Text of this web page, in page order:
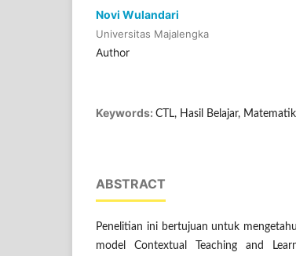
Novi Wulandari
Universitas Majalengka
Author
Keywords: CTL, Hasil Belajar,
ABSTRACT
Penelitian ini bertujuan untuk
model Contextual Teaching and